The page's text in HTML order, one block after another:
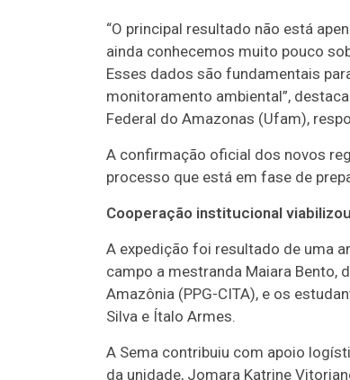
“O principal resultado não está
ainda conhecemos muito pouco
Esses dados são fundamentais
monitoramento ambiental”,
Federal do Amazonas (Ufam),
A confirmação oficial dos novos
processo que está em fase de
Cooperação institucional
A expedição foi resultado de uma
campo a mestranda Maiara Bento,
Amazônia (PPG-CITA), e os
Silva e Ítalo Armes.
A Sema contribuiu com apoio
da unidade, Jomara Katrine